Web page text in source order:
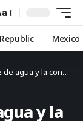
Mexico
del aire alimentan las protestas en Irán
y la